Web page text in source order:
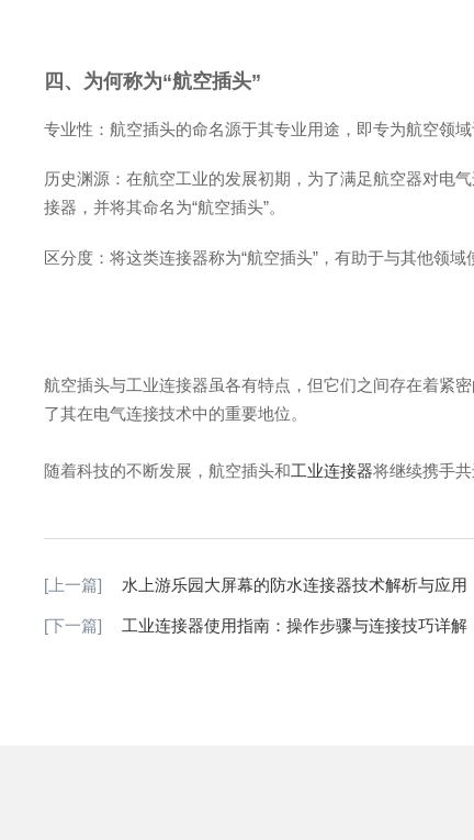
四、为何称为“航空插头”
专业性：航空插头的命名源于其专业用途，即专为航空领
历史渊源：在航空工业的发展初期，为了满足航空器对电
接器，并将其命名为“航空插头”。
区分度：将这类连接器称为“航空插头”，有助于与其他领
航空插头与工业连接器虽各有特点，但它们之间存在着紧
了其在电气连接技术中的重要地位。
随着科技的不断发展，航空插头和工业连接器将继续携手
[上一篇] 水上游乐园大屏幕的防水连接器技术解析与应用
[下一篇] 工业连接器使用指南：操作步骤与连接技巧详解